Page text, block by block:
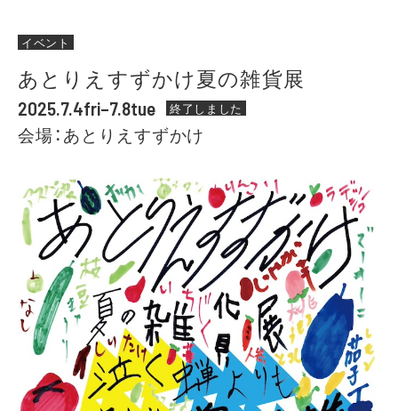
イベント
あとりえすずかけ夏の雑貨展
2025.7.4fri–7.8tue 終了しました
会場：あとりえすずかけ